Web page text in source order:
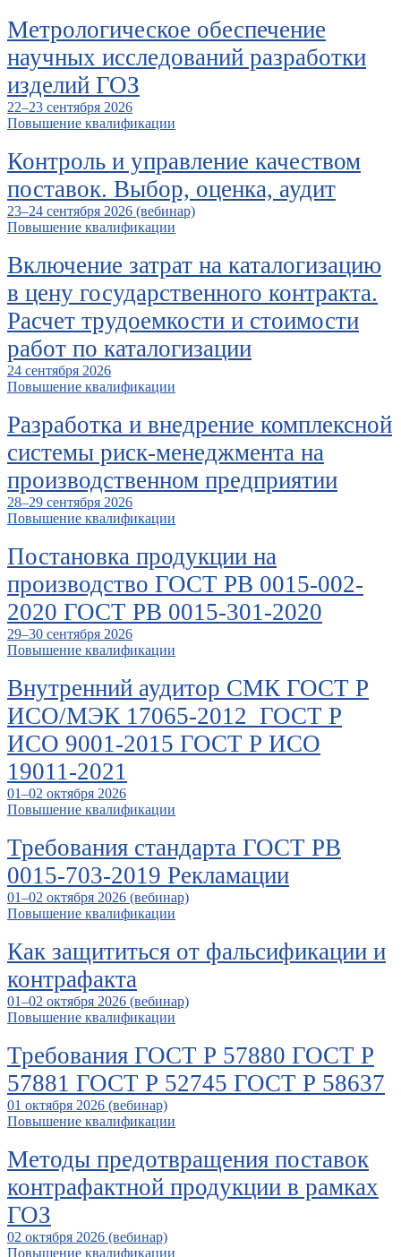
Метрологическое обеспечение
научных исследований разработки
изделий ГОЗ
22–23 сентября 2026
Повышение квалификации
Контроль и управление качеством
поставок. Выбор, оценка, аудит
23–24 сентября 2026 (вебинар)
Повышение квалификации
Включение затрат на каталогизацию
в цену государственного контракта.
Расчет трудоемкости и стоимости
работ по каталогизации
24 сентября 2026
Повышение квалификации
Разработка и внедрение комплексной
системы риск-менеджмента на
производственном предприятии
28–29 сентября 2026
Повышение квалификации
Постановка продукции на
производство ГОСТ РВ 0015-002-
2020 ГОСТ РВ 0015-301-2020
29–30 сентября 2026
Повышение квалификации
Внутренний аудитор СМК ГОСТ Р
ИСО/МЭК 17065-2012 ГОСТ Р
ИСО 9001-2015 ГОСТ Р ИСО
19011-2021
01–02 октября 2026
Повышение квалификации
Требования стандарта ГОСТ РВ
0015-703-2019 Рекламации
01–02 октября 2026 (вебинар)
Повышение квалификации
Как защититься от фальсификации и
контрафакта
01–02 октября 2026 (вебинар)
Повышение квалификации
Требования ГОСТ Р 57880 ГОСТ Р
57881 ГОСТ Р 52745 ГОСТ Р 58637
01 октября 2026 (вебинар)
Повышение квалификации
Методы предотвращения поставок
контрафактной продукции в рамках
ГОЗ
02 октября 2026 (вебинар)
Повышение квалификации